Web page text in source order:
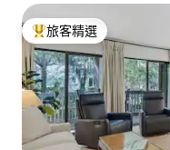
旅客精選榜首
旅客精選